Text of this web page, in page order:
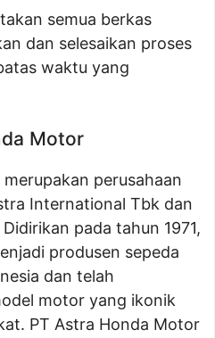
semua berkas
dan selesaikan proses
waktu yang
Motor
perusahaan
International Tbk dan
pada tahun 1971,
produsen sepeda
dan telah
motor yang ikonik
PT Astra Honda Motor